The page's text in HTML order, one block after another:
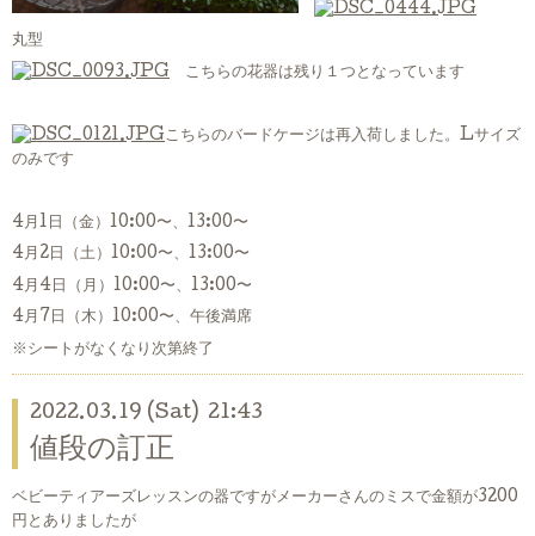
丸型
こちらの花器は残り１つとなっています
こちらのバードケージは再入荷しました。Lサイズ
のみです
4月1日（金）10:00〜、13:00〜
4月2日（土）10:00〜、13:00〜
4月4日（月）10:00〜、13:00〜
4月7日（木）10:00〜、午後満席
※シートがなくなり次第終了
2022.03.19 (Sat) 21:43
値段の訂正
ベビーティアーズレッスンの器ですがメーカーさんのミスで金額が3200
円とありましたが